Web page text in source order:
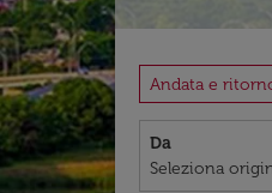
Andata e
Da